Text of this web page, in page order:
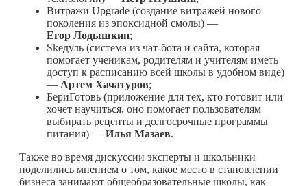
Витражи Upgrade (создание витражей нового
поколения из эпоксидной смолы) —
Егор Лодышкин;
Skeдуль (система из чат-бота и сайта, которая
помогает ученикам, родителям и учителям иметь
доступ к расписанию всей школы в удобном виде)
— Артем Хачатуров;
БериГотовь (приложение для тех, кто готовит или
хочет научиться, оно помогает пользователям
выбирать рецепты и долгосрочные программы
питания) — Илья Мазаев.
Также во время дискуссии эксперты и школьники
поделились мнением о том, какое место в становлении
бизнеса занимают общеобразовательные школы, как